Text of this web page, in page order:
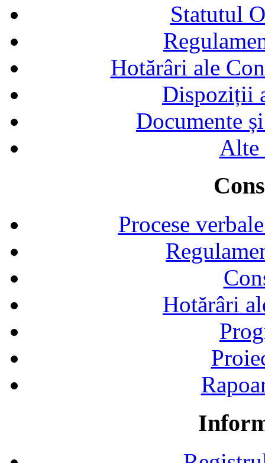
Statutul
Hotărâri ale
Dispoziții
Documente
Alte
Procese
Hotărâri